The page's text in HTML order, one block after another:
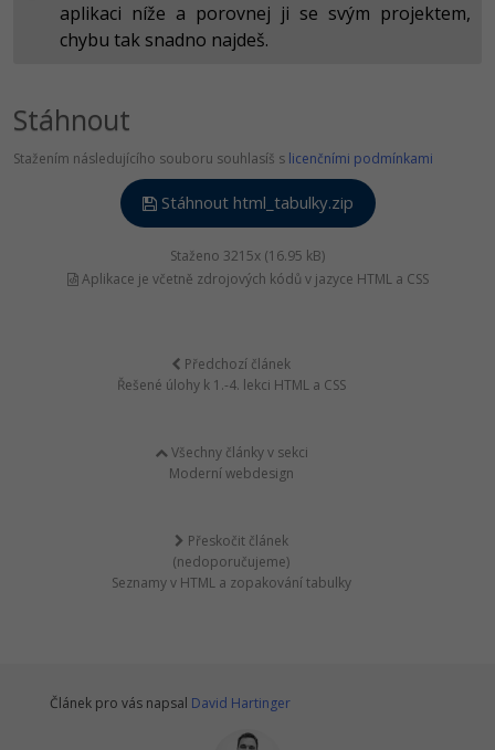
aplikaci níže a porovnej ji se svým projektem,
chybu tak snadno najdeš.
Stáhnout
Stažením následujícího souboru souhlasíš s licenčními podmínkami
Stáhnout html_tabulky.zip
Staženo 3215x (16.95 kB)
Aplikace je včetně zdrojových kódů v jazyce HTML a CSS
Předchozí článek
Řešené úlohy k 1.-4. lekci HTML a CSS
Všechny články v sekci
Moderní webdesign
Přeskočit článek
(nedoporučujeme)
Seznamy v HTML a zopakování tabulky
Článek pro vás napsal David Hartinger